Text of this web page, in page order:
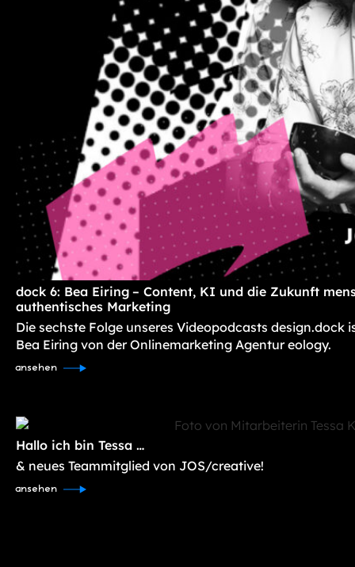
dock 6: Bea Eiring – Content, KI und die Zukunft
authentisches Marketing
Die sechste Folge unseres Videopodcasts design.dock
Bea Eiring von der Onlinemarketing Agentur eology.
ansehen
Hallo ich bin Tessa …
& neues Teammitglied von JOS/creative!
ansehen